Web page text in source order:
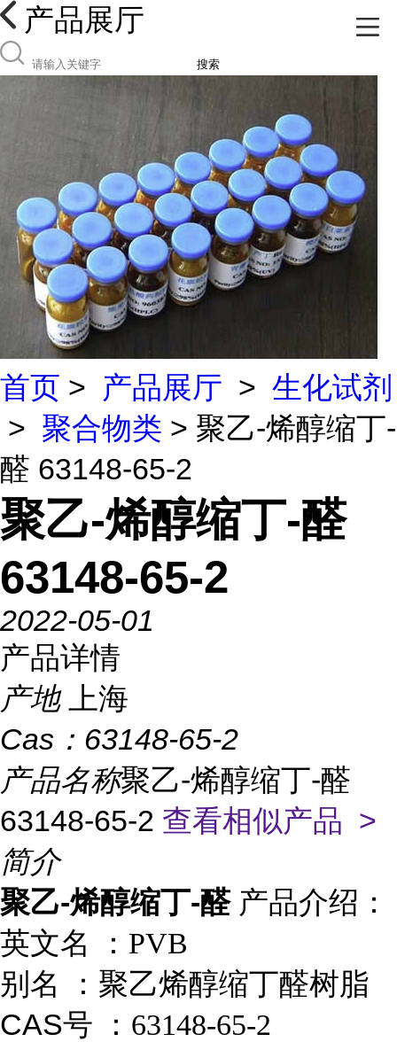
产品展厅
搜索
首页 > 产品展厅 > 生化试剂
> 聚合物类 > 聚乙-烯醇缩丁-
醛 63148-65-2
聚乙-烯醇缩丁-醛
63148-65-2
2022-05-01
产品详情
产地
上海
Cas： 63148-65-2
产品名称聚乙-烯醇缩丁-醛
63148-65-2 查看相似产品 >
简介
聚乙-烯醇缩丁-醛 产品介绍：
英文名 ： PVB
别名 ： 聚乙烯醇缩丁醛树脂
CAS号 ： 63148-65-2